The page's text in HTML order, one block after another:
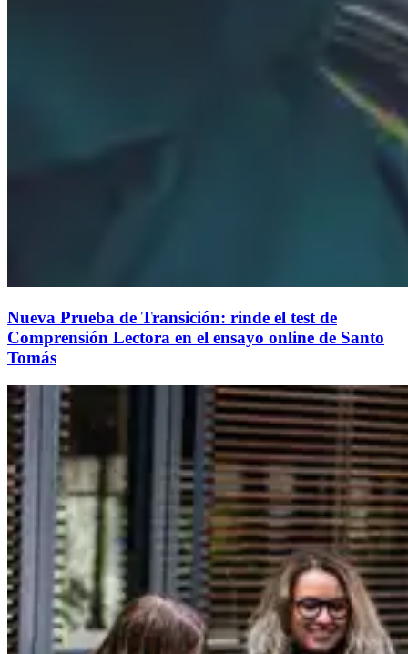
Nueva Prueba de Transición: rinde el test de
Comprensión Lectora en el ensayo online de Santo
Tomás